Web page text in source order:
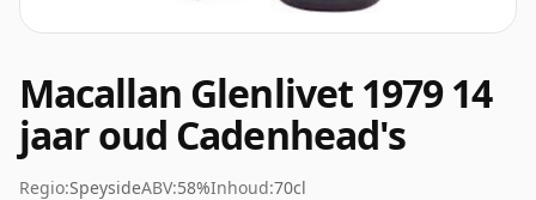
Macallan Glenlivet 1979 14
jaar oud Cadenhead's
Regio:SpeysideABV:58%Inhoud:70cl